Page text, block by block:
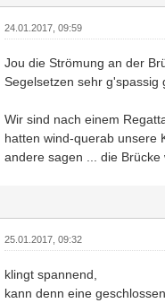
24.01.2017, 09:59
Jou die Strömung an der
Segelsetzen sehr g'spassig
Wir sind nach einem
hatten wind-querab unsere
andere sagen ... die
25.01.2017, 09:32
klingt spannend,
kann denn eine